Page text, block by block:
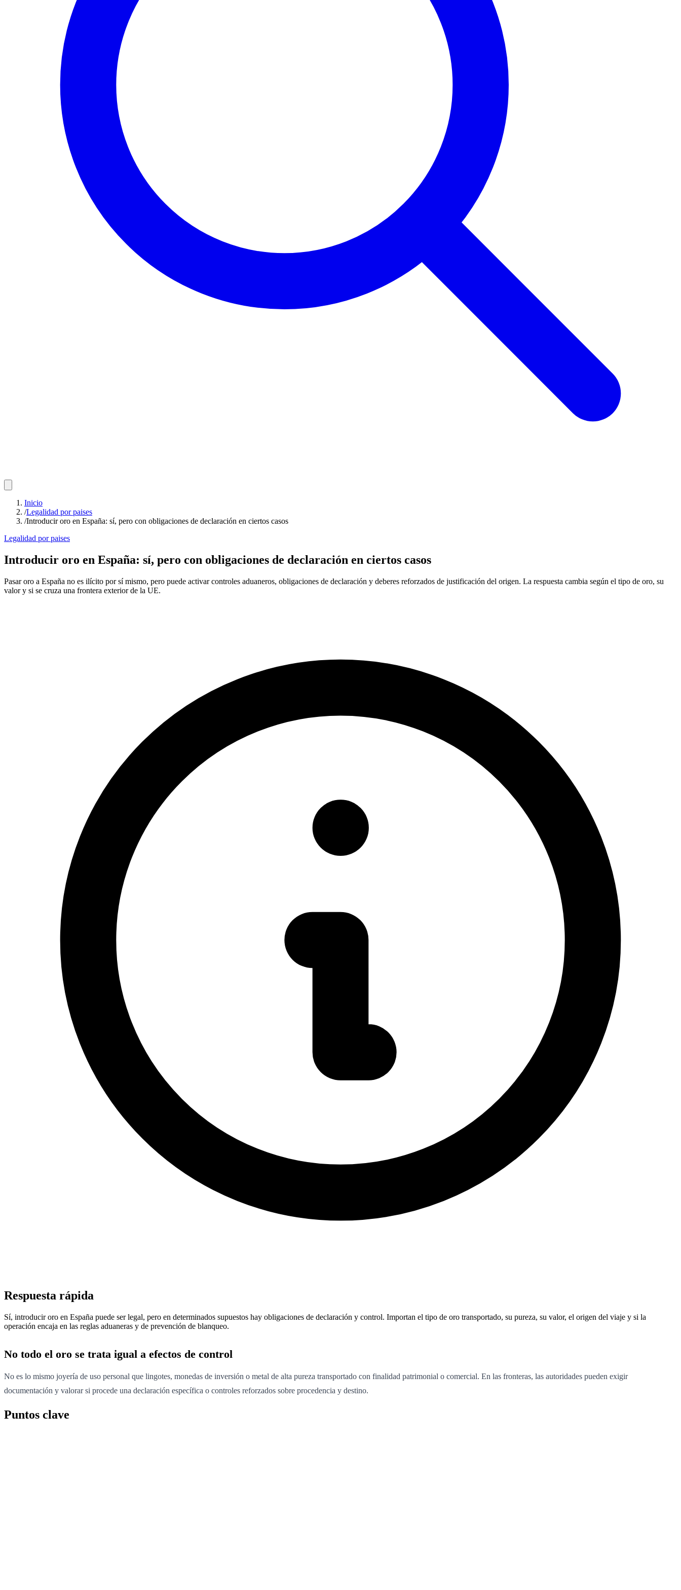
Inicio
/Legalidad por paises
/Introducir oro en España: sí, pero con obligaciones de declaración en ciertos casos
Legalidad por paises
Introducir oro en España: sí, pero con obligaciones de declaración en ciertos casos
Pasar oro a España no es ilícito por sí mismo, pero puede activar controles aduaneros, obligaciones de declaración y deberes reforzados de justificación del origen. La respuesta cambia según el tipo de oro, su
valor y si se cruza una frontera exterior de la UE.
Respuesta rápida
Sí, introducir oro en España puede ser legal, pero en determinados supuestos hay obligaciones de declaración y control. Importan el tipo de oro transportado, su pureza, su valor, el origen del viaje y si la
operación encaja en las reglas aduaneras y de prevención de blanqueo.
No todo el oro se trata igual a efectos de control
No es lo mismo joyería de uso personal que lingotes, monedas de inversión o metal de alta pureza transportado con finalidad patrimonial o comercial. En las fronteras, las autoridades pueden exigir
documentación y valorar si procede una declaración específica o controles reforzados sobre procedencia y destino.
Puntos clave